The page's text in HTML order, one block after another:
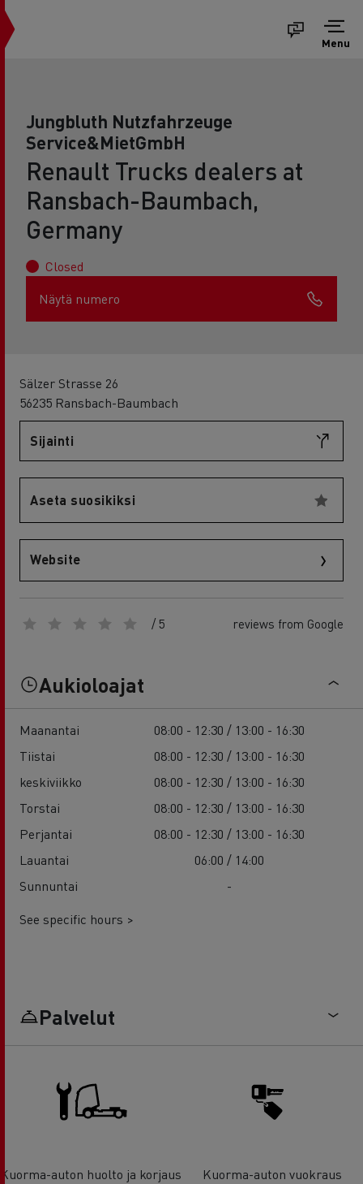
Menu
Jungbluth Nutzfahrzeuge
Service&MietGmbH
Renault Trucks dealers at
Ransbach-Baumbach,
Germany
Closed
Näytä numero
Sälzer Strasse 26
56235 Ransbach-Baumbach
Sijainti
Aseta suosikiksi
Website
/ 5 reviews from Google
Aukioloajat
Maanantai
08:00 - 12:30 / 13:00 - 16:30
Tiistai
08:00 - 12:30 / 13:00 - 16:30
keskiviikko
08:00 - 12:30 / 13:00 - 16:30
Torstai
08:00 - 12:30 / 13:00 - 16:30
Perjantai
08:00 - 12:30 / 13:00 - 16:30
Lauantai
06:00 / 14:00
Sunnuntai
-
See specific hours >
Palvelut
Kuorma-auton huolto ja korjaus Kuorma-auton vuokraus